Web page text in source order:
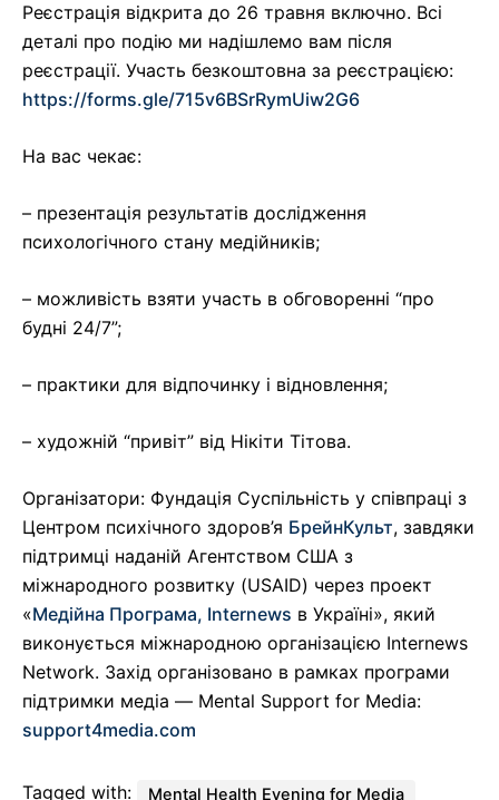
Реєстрація відкрита до 26 травня включно. Всі
деталі про подію ми надішлемо вам після
реєстрації. Участь безкоштовна за реєстрацією:
https://forms.gle/715v6BSrRymUiw2G6
На вас чекає:
– презентація результатів дослідження
психологічного стану медійників;
– можливість взяти участь в обговоренні “про
будні 24/7”;
– практики для відпочинку і відновлення;
– художній “привіт” від Нікіти Тітова.
Організатори: Фундація Суспільність у співпраці з
Центром психічного здоров’я БрейнКульт, завдяки
підтримці наданій Агентством США з
міжнародного розвитку (USAID) через проект
«Медійна Програма, Internews в Україні», який
виконується міжнародною організацією Internews
Network. Захід організовано в рамках програми
підтримки медіа — Mental Support for Media:
support4media.com
Tagged with: Mental Health Evening for Media